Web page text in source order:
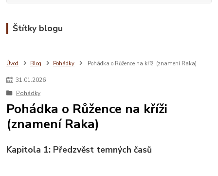
Štítky blogu
Úvod Blog Pohádky Pohádka o Růžence na kříži (znamení Raka)
31.01.2026
Pohádky
Pohádka o Růžence na kříži
(znamení Raka)
Kapitola 1: Předzvěst temných časů